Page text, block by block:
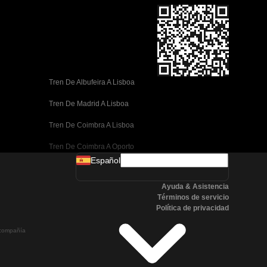
Tren De Albufeira A Lisboa
Tren De Madrid A Lisboa
Tren De Coimbra A Lisboa
Tren De Coimbra A Oporto
Tren De Valencia A Barcelona
Tren De Málaga A Madrid
Español
Ayuda & Asistencia
Términos de servicio
Política de privacidad